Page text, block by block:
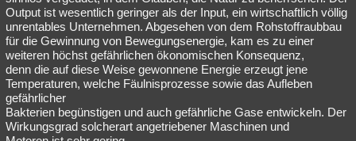
Output ist wesentlich geringer als der Input, ein wirtschaftlich völlig
unrentables Unternehmen. Abgesehen von dem Rohstoffraubbau
für die Gewinnung von Bewegungsenergie, kam es zu einer
weiteren höchst gefährlichen ökonomischen Konsequenz,
denn die auf diese Weise gewonnene Energie erzeugt jene
Temperaturen, welche Fäulnisprozesse sowie das Aufleben
gefährlicher
Bakterien begünstigen und auch gefährliche Gase entwickeln. Der
Wirkungsgrad solcherart angetriebener Maschinen und